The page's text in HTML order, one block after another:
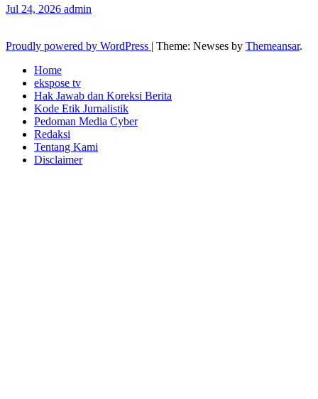
Jul 24, 2026 admin
Proudly powered by WordPress | Theme: Newses by Themeansar.
Home
ekspose tv
Hak Jawab dan Koreksi Berita
Kode Etik Jurnalistik
Pedoman Media Cyber
Redaksi
Tentang Kami
Disclaimer